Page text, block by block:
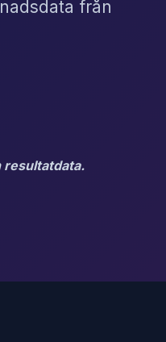
från
resultatdata.